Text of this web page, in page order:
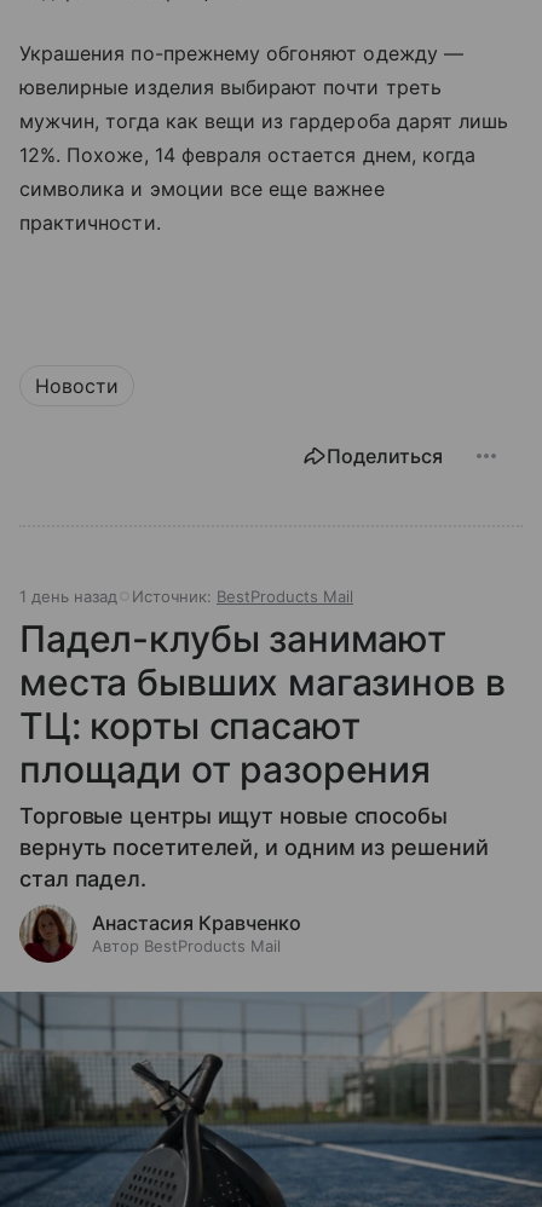
Украшения по-прежнему обгоняют одежду —
ювелирные изделия выбирают почти треть
мужчин, тогда как вещи из гардероба дарят лишь
12%. Похоже, 14 февраля остается днем, когда
символика и эмоции все еще важнее
практичности.
Новости
Поделиться
1 день назад Источник: BestProducts Mail
Падел-клубы занимают
места бывших магазинов в
ТЦ: корты спасают
площади от разорения
Торговые центры ищут новые способы
вернуть посетителей, и одним из решений
стал падел.
Анастасия Кравченко
Автор BestProducts Mail